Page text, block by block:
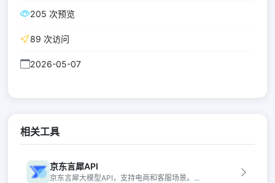
205 次预览
89 次访问
2026-05-07
相关工具
京东言犀API
京东言犀大模型API，支持电商和客服场景。...